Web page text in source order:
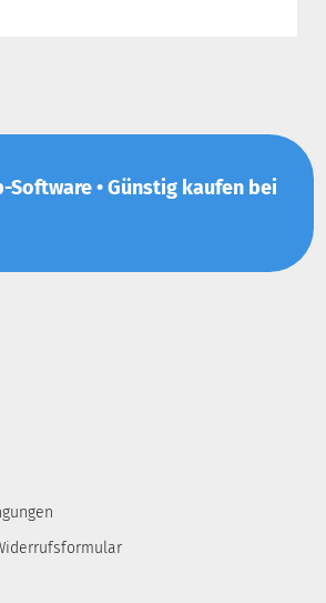
Software • Günstig kaufen bei